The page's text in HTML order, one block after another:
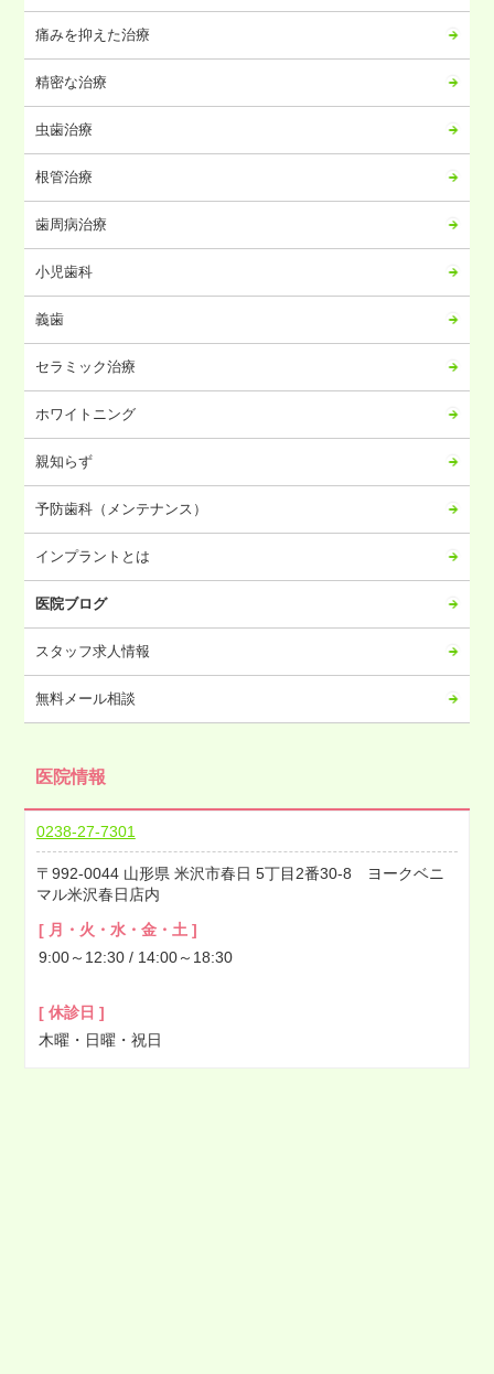
2024年07月
2024年06月
2024年05月
2024年04月
2024年03月
2024年02月
2024年01月
2023年12月
2023年11月
2023年10月
2023年09月
2023年08月
2023年07月
2023年06月
2023年05月
2023年04月
2023年03月
2023年02月
2023年01月
2022年11月
2022年07月
2022年06月
2022年05月
2022年04月
2022年03月
2022年02月
2021年12月
2021年11月
2021年10月
痛みを抑えた治療
精密な治療
虫歯治療
根管治療
歯周病治療
小児歯科
義歯
セラミック治療
ホワイトニング
親知らず
予防歯科（メンテナンス）
インプラントとは
医院ブログ
スタッフ求人情報
無料メール相談
医院情報
0238-27-7301
992-0044 山形県 米沢市春日 5丁目2番30-8 ヨークベニ
マル米沢春日店内
[ 月・火・水・金・土 ]
9:00～12:30 / 14:00～18:30
[ 休診日 ]
木曜・日曜・祝日